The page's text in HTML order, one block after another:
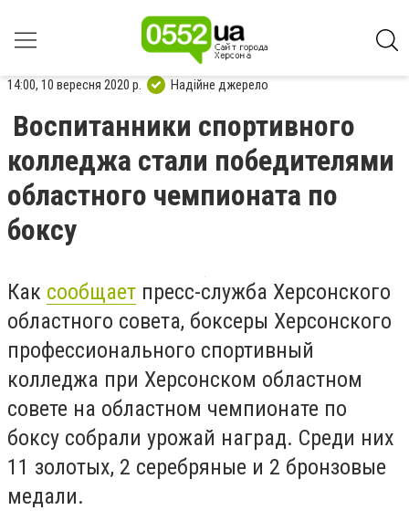
14:00, 10 вересня 2020 р. Надійне джерело
Воспитанники спортивного
колледжа стали победителями
областного чемпионата по
боксу
Как сообщает пресс-служба Херсонского
областного совета, боксеры Херсонского
профессионального спортивный
колледжа при Херсонском областном
совете на областном чемпионате по
боксу собрали урожай наград. Среди них
11 золотых, 2 серебряные и 2 бронзовые
медали.